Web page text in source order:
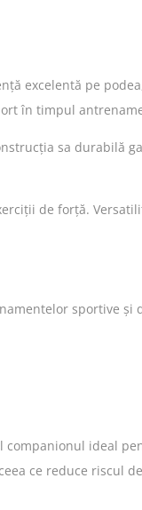
excelentă pe
în timpul
sa durabilă
de forță.
sportive
ideal
ce reduce riscul